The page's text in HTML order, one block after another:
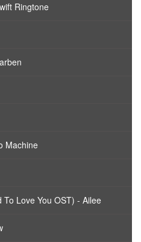
Ringtone
Machine
Love You OST) - Ailee